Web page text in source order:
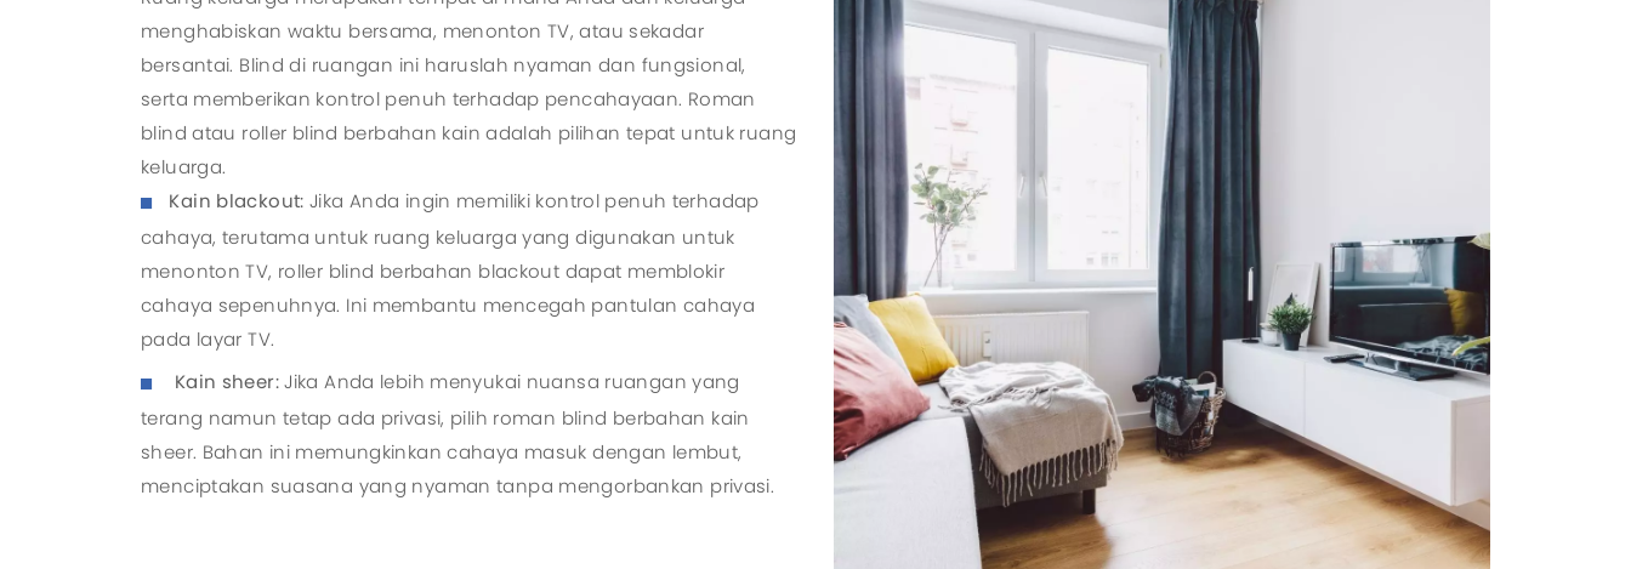
menghabiskan waktu bersama, menonton TV, atau sekadar
bersantai. Blind di ruangan ini haruslah nyaman dan fungsional,
serta memberikan kontrol penuh terhadap pencahayaan. Roman
blind atau roller blind berbahan kain adalah pilihan tepat untuk ruang
keluarga.
Kain blackout: Jika Anda ingin memiliki kontrol penuh terhadap
cahaya, terutama untuk ruang keluarga yang digunakan untuk
menonton TV, roller blind berbahan blackout dapat memblokir
cahaya sepenuhnya. Ini membantu mencegah pantulan cahaya
pada layar TV.
Kain sheer:Jika Anda lebih menyukai nuansa ruangan yang
terang namun tetap ada privasi, pilih roman blind berbahan kain
sheer. Bahan ini memungkinkan cahaya masuk dengan lembut,
menciptakan suasana yang nyaman tanpa mengorbankan privasi.